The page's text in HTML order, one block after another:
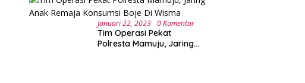
Januari 22, 2023 0 Komentar
Tim Operasi Pekat
Polresta Mamuju, Jaring